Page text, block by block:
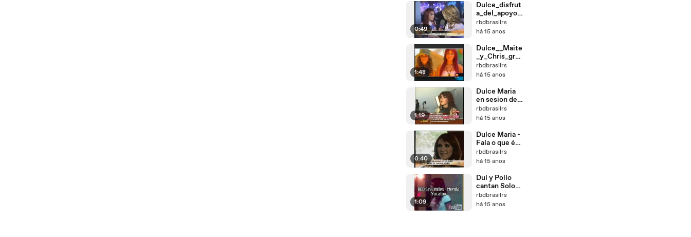
0:49
Dulce_disfrut
a_del_apoyo_
de_Univision_
_ESCANDAL
rbdbrasilrs
há 15 anos
1:48
Dulce__Maite
_y_Chris_grab
aron_tema_en
_ingles_para_l
rbdbrasilrs
há 15 anos
1:19
Dulce Maria
en sesion de
fotos para
Revista
(LA OREJA)
rbdbrasilrs
há 15 anos
0:40
Dulce Maria -
Fala o que é
ser sexy para
ela (Escandalo
rbdbrasilrs
há 15 anos
1:09
Dul y Pollo
cantan Solo
para Ti
bastidores
rbdbrasilrs
há 15 anos